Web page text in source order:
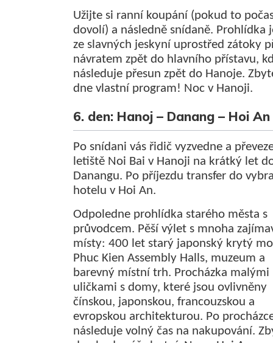
Užijte si ranní koupání (pokud to
dovolí) a následně snídaně. Prohlídka
ze slavných jeskyní uprostřed zátoky
návratem zpět do hlavního přístavu,
následuje přesun zpět do Hanoje.
dne vlastní program! Noc v Hanoji.
6. den: Hanoj – Danang – Hoi An
Po snídani vás řidič vyzvedne a
letiště Noi Bai v Hanoji na krátký let
Danangu. Po příjezdu transfer do
hotelu v Hoi An.
Odpoledne prohlídka starého města s
průvodcem. Pěší výlet s mnoha
místy: 400 let starý japonský krytý
Phuc Kien Assembly Halls, muzeum a
barevný místní trh. Procházka malými
uličkami s domy, které jsou ovlivněny
čínskou, japonskou, francouzskou a
evropskou architekturou. Po
následuje volný čas na nakupování.